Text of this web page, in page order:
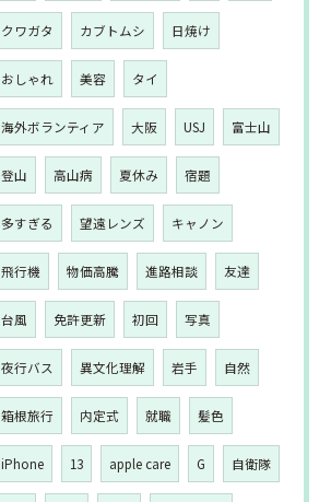
クワガタ カブトムシ 日焼け
おしゃれ 美容 タイ
海外ボランティア 大阪 USJ 富士山
登山 高山病 夏休み 宿題
多すぎる 望遠レンズ キャノン
飛行機 物価高騰 進路相談 友達
台風 免許更新 初回 写真
夜行バス 異文化理解 岩手 自然
箱根旅行 内定式 就職 髪色
iPhone 13 apple care G 自衛隊